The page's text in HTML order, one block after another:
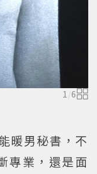
1 /6
暖男秘書，不
專業，還是面